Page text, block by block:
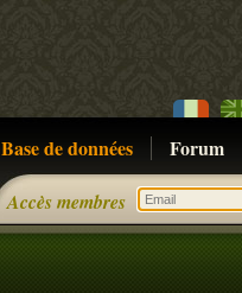
Base de données Forum
Accès membres